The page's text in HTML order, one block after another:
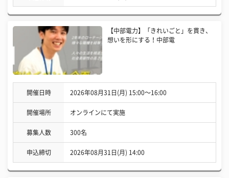
【中部電力】「きれいごと」を貫き、
想いを形にする！中部電
開催日時 2026年08月31日(月) 15:00〜16:00
開催場所 オンラインにて実施
募集人数 300名
申込締切 2026年08月31日(月) 14:00